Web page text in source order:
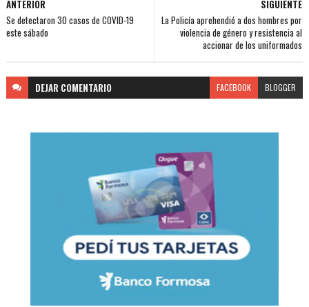
SIGUIENTE
La Policía aprehendió a dos hombres por
violencia de género y resistencia al
accionar de los uniformados
ANTERIOR
Se detectaron 30 casos de COVID-19
este sábado
DEJAR COMENTARIO FACEBOOK BLOGGER